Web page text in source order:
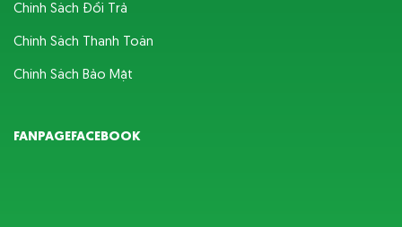
Chính Sách Đổi Trả
Chính Sách Thanh Toán
Chính Sách Bảo Mật
FANPAGEFACEBOOK